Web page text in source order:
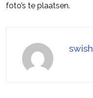
foto’s te plaatsen.
swish